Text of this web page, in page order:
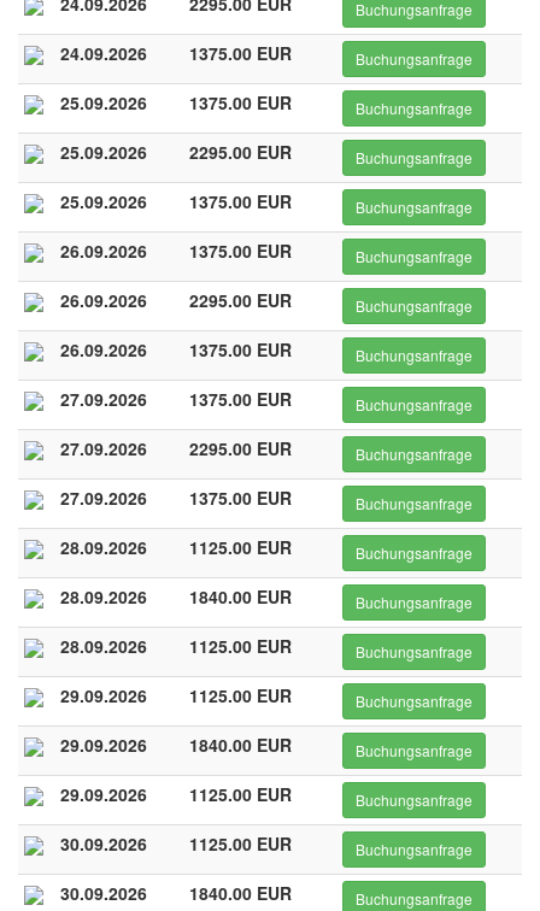
Buchungsanfrage
24.09.2026 1375.00 EUR Buchungsanfrage
25.09.2026 1375.00 EUR Buchungsanfrage
25.09.2026 2295.00 EUR Buchungsanfrage
25.09.2026 1375.00 EUR Buchungsanfrage
26.09.2026 1375.00 EUR Buchungsanfrage
26.09.2026 2295.00 EUR Buchungsanfrage
26.09.2026 1375.00 EUR Buchungsanfrage
27.09.2026 1375.00 EUR Buchungsanfrage
27.09.2026 2295.00 EUR Buchungsanfrage
27.09.2026 1375.00 EUR Buchungsanfrage
28.09.2026 1125.00 EUR Buchungsanfrage
28.09.2026 1840.00 EUR Buchungsanfrage
28.09.2026 1125.00 EUR Buchungsanfrage
29.09.2026 1125.00 EUR Buchungsanfrage
29.09.2026 1840.00 EUR Buchungsanfrage
29.09.2026 1125.00 EUR Buchungsanfrage
30.09.2026 1125.00 EUR Buchungsanfrage
30.09.2026 1840.00 EUR Buchungsanfrage